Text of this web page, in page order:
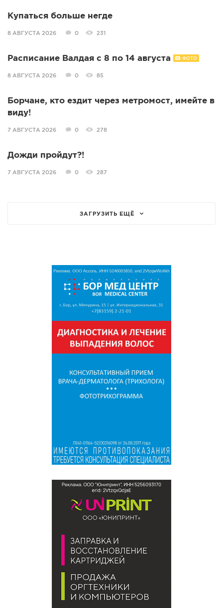
Купаться больше негде
8 АВГУСТА 2026 0 231
Расписание Валдая с 8 по 14 августа ФОТО
8 АВГУСТА 2026 0 85
Борчане, кто ездит через метромост, имейте в
виду!
7 АВГУСТА 2026 0 278
Дожди пройдут?!
7 АВГУСТА 2026 0 287
ЗАГРУЗИТЬ ЕЩЁ